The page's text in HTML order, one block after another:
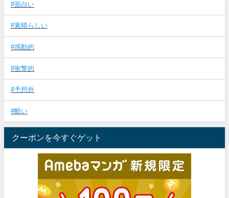
#面白い
#素晴らしい
#感動的
#衝撃的
#予想外
#酷い
クーポンを今すぐゲット